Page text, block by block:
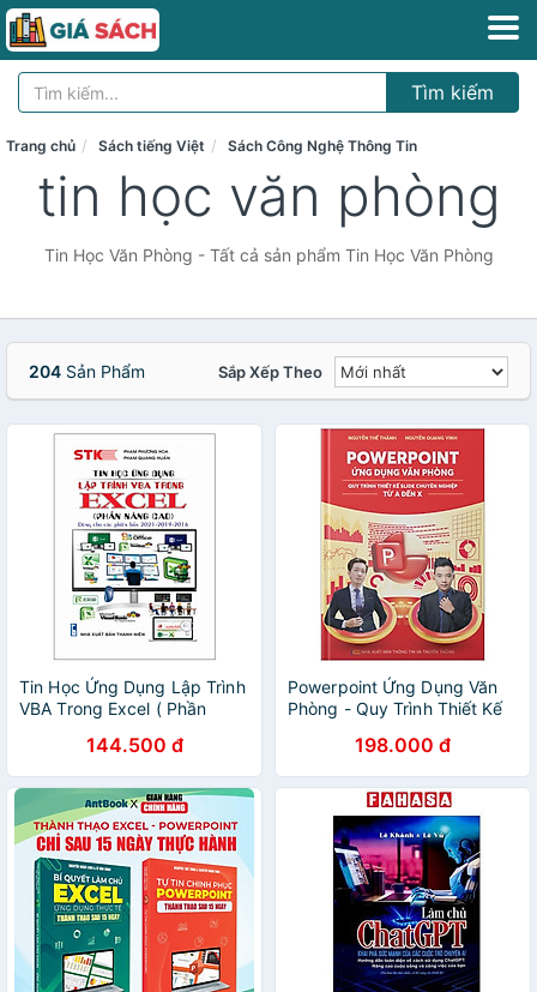
Tìm kiếm
Trang chủ Sách tiếng Việt Sách Công Nghệ Thông Tin
tin học văn phòng
Tin Học Văn Phòng - Tất cả sản phẩm Tin Học Văn Phòng
204 Sản Phẩm Sắp Xếp Theo
Tin Học Ứng Dụng Lập Trình
VBA Trong Excel ( Phần
Bản 2021-2019-2016
144.500 đ
Powerpoint Ứng Dụng Văn
Phòng - Quy Trình Thiết Kế
198.000 đ